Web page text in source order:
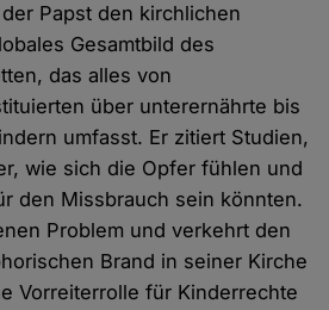
Papst den kirchlichen
Gesamtbild des
das alles von
über unterernährte bis
umfasst. Er zitiert Studien,
wie sich die Opfer fühlen und
den Missbrauch sein könnten.
Problem und verkehrt den
Brand in seiner Kirche
Vorreiterrolle für Kinderrechte